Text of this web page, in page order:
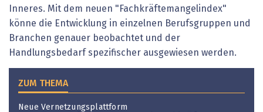
Inneres. Mit dem neuen "Fachkräftemangelindex"
könne die Entwicklung in einzelnen Berufsgruppen und
Branchen genauer beobachtet und der
Handlungsbedarf spezifischer ausgewiesen werden.
ZUM THEMA
Neue Vernetzungsplattform